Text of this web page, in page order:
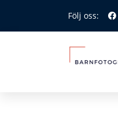
Följ oss: